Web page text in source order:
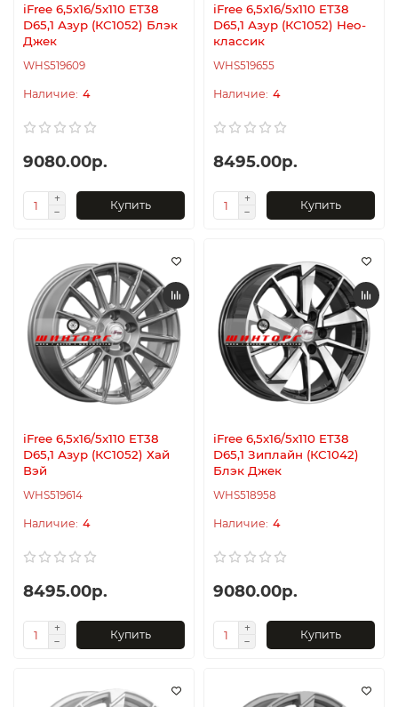
iFree 6,5x16/5x110 ET38
D65,1 Азур (КС1052) Блэк
Джек
WHS519609
4
9080.00р.
Купить
iFree 6,5x16/5x110 ET38
D65,1 Азур (КС1052) Нео-
классик
WHS519655
4
8495.00р.
Купить
iFree 6,5x16/5x110 ET38
D65,1 Азур (КС1052) Хай
Вэй
WHS519614
4
8495.00р.
Купить
iFree 6,5x16/5x110 ET38
D65,1 Зиплайн (КС1042)
Блэк Джек
WHS518958
4
9080.00р.
Купить